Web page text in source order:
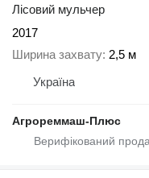
Лісовий мульчер
2017
Ширина захвату 2,5 м
Україна
Агрореммаш-Плюс